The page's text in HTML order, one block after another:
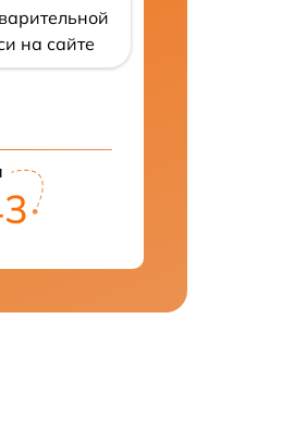
на сайте